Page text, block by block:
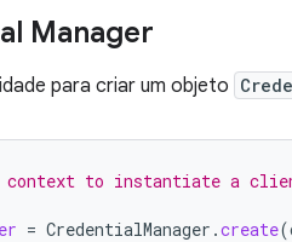
Manager
para criar um objeto
to instantiate a
= CredentialManager .create(